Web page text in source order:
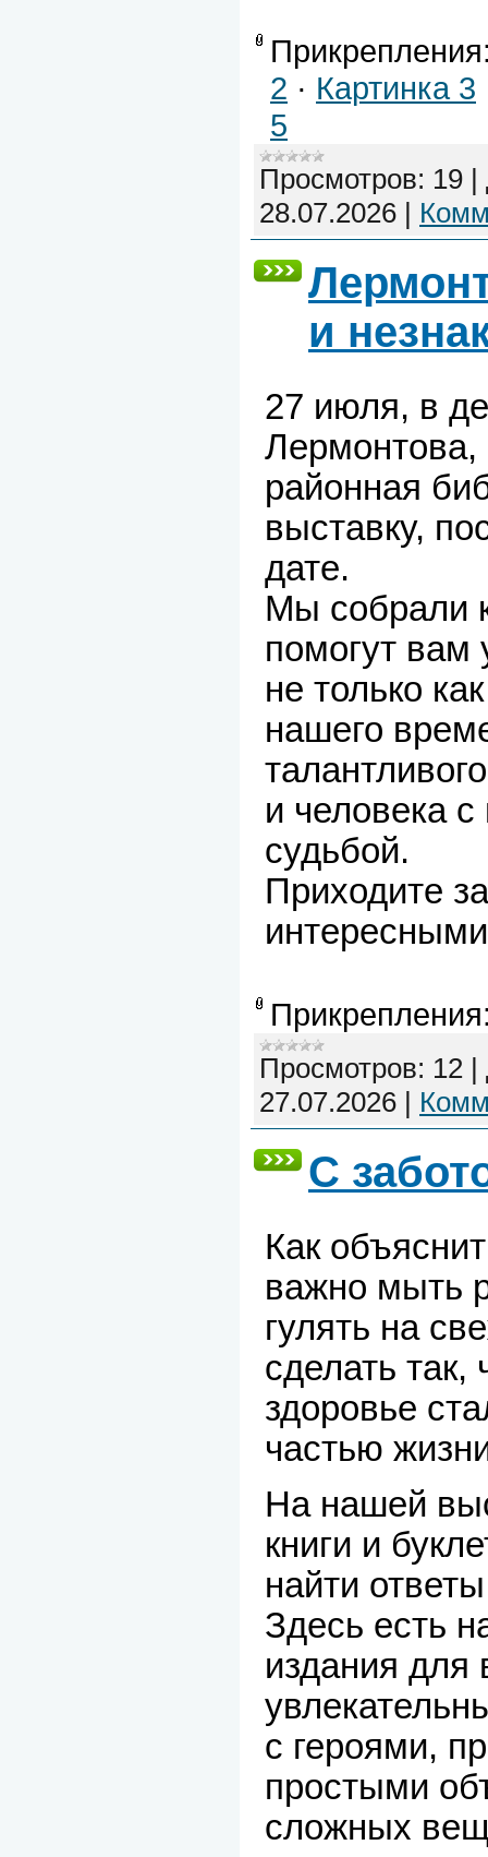
2 · Картинка 3
5
Просмотров: 19 |
28.07.2026 |
и
27 июля, в
районная
выставку,
дате.
Мы собрали
помогут вам
не только
нашего
и человека
судьбой.
Приходите
Просмотров: 12 |
27.07.2026 |
С
Как
важно мыть
гулять на
сделать так,
здоровье
частью
На нашей
книги и
найти
Здесь есть
издания для
с героями,
простыми
сложных